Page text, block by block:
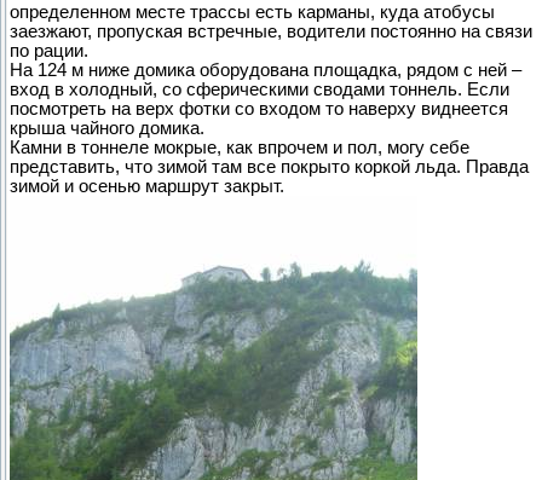
определенном месте трассы есть карманы, куда атобусы
заезжают, пропуская встречные, водители постоянно на связи
по рации.
На 124 м ниже домика оборудована площадка, рядом с ней –
вход в холодный, со сферическими сводами тоннель. Если
посмотреть на верх фотки со входом то наверху виднеется
крыша чайного домика.
Камни в тоннеле мокрые, как впрочем и пол, могу себе
представить, что зимой там все покрыто коркой льда. Правда
зимой и осенью маршрут закрыт.